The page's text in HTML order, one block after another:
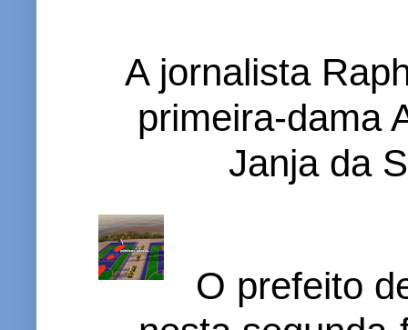
A jornalista
primeira-dama
Janja da
O prefeito